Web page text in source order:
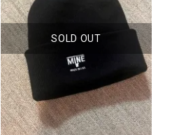
SOLD OUT